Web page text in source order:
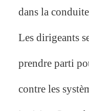
dans la
Les dirigeants
prendre parti
contre les